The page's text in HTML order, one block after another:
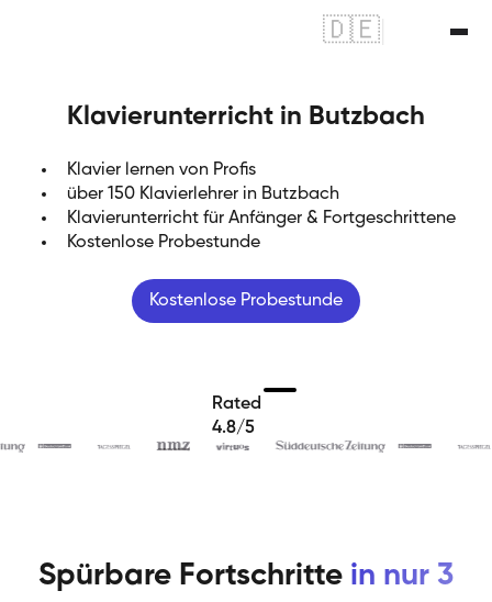
🇩🇪
Klavierunterricht in Butzbach
Klavier lernen von Profis
über 150 Klavierlehrer in Butzbach
Klavierunterricht für Anfänger & Fortgeschrittene
Kostenlose Probestunde
Kostenlose Probestunde
Rated
4.8/5
Spürbare Fortschritte in nur 3